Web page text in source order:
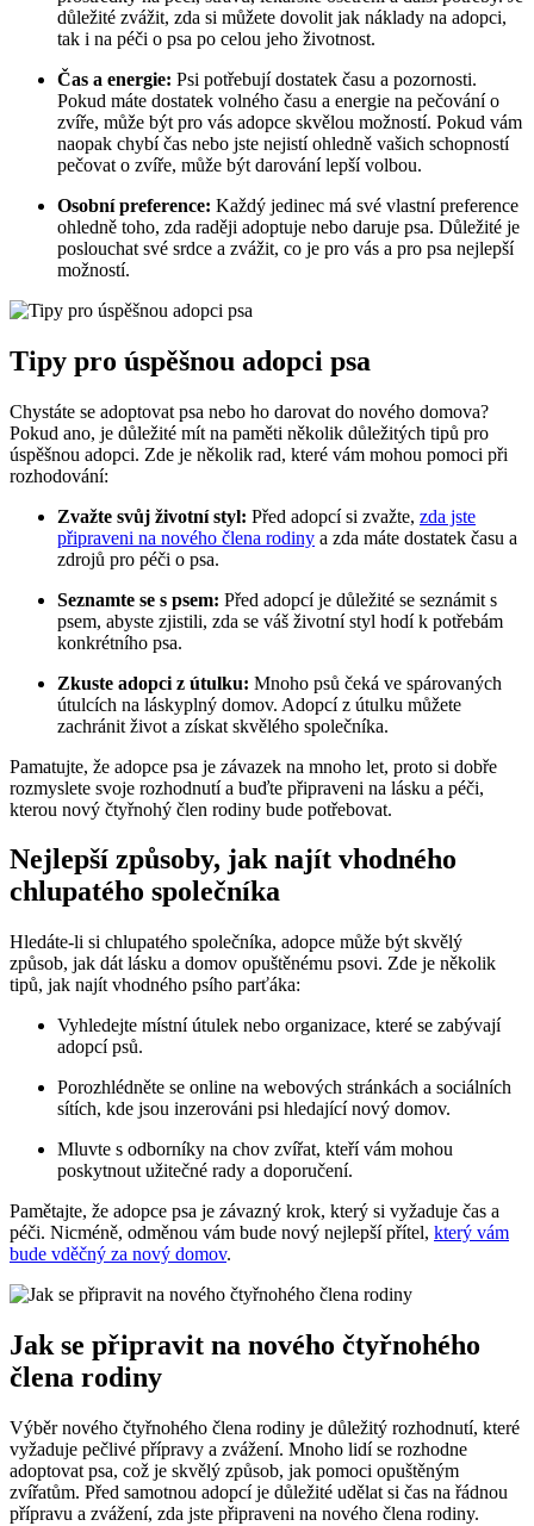
důležité zvážit, zda si můžete dovolit jak náklady na adopci,
tak i na péči o psa po celou jeho životnost.
Čas a energie: Psi potřebují dostatek času a pozornosti.
Pokud máte dostatek volného času a energie na pečování o
zvíře, může být pro vás adopce skvělou možností. Pokud vám
naopak chybí čas nebo jste nejistí ohledně vašich schopností
pečovat o zvíře, může být darování lepší volbou.
Osobní preference: Každý jedinec má své vlastní preference
ohledně toho, zda raději adoptuje nebo daruje psa. Důležité je
poslouchat své srdce a zvážit, co je pro vás a pro psa nejlepší
možností.
Tipy pro úspěšnou adopci psa
Chystáte se adoptovat psa nebo ho darovat do nového domova?
Pokud ano, je důležité mít na paměti několik důležitých tipů pro
úspěšnou adopci. Zde je několik rad, které vám mohou pomoci při
rozhodování:
Zvažte svůj životní styl: Před adopcí si zvažte, zda jste
připraveni na nového člena rodiny a zda máte dostatek času a
zdrojů pro péči o psa.
Seznamte se s psem: Před adopcí je důležité se seznámit s
psem, abyste zjistili, zda se váš životní styl hodí k potřebám
konkrétního psa.
Zkuste adopci z útulku: Mnoho psů čeká ve spárovaných
útulcích na láskyplný domov. Adopcí z útulku můžete
zachránit život a získat skvělého společníka.
Pamatujte, že adopce psa je závazek na mnoho let, proto si dobře
rozmyslete svoje rozhodnutí a buďte připraveni na lásku a péči,
kterou nový čtyřnohý člen rodiny bude potřebovat.
Nejlepší způsoby, jak najít vhodného
chlupatého společníka
Hledáte-li si chlupatého společníka, adopce může být skvělý
způsob, jak dát lásku a domov opuštěnému psovi. Zde je několik
tipů, jak najít vhodného psího parťáka:
Vyhledejte místní útulek nebo organizace, které se zabývají
adopcí psů.
Porozhlédněte se online na webových stránkách a sociálních
sítích, kde jsou inzerováni psi hledající nový domov.
Mluvte s odborníky na chov zvířat, kteří vám mohou
poskytnout užitečné rady a doporučení.
Pamětajte, že adopce psa je závazný krok, který si vyžaduje čas a
péči. Nicméně, odměnou vám bude nový nejlepší přítel, který vám
bude vděčný za nový domov.
Jak se připravit na nového čtyřnohého
člena rodiny
Výběr nového čtyřnohého člena rodiny je důležitý rozhodnutí, které
vyžaduje pečlivé přípravy a zvážení. Mnoho lidí se rozhodne
adoptovat psa, což je skvělý způsob, jak pomoci opuštěným
zvířatům. Před samotnou adopcí je důležité udělat si čas na řádnou
přípravu a zvážení, zda jste připraveni na nového člena rodiny.